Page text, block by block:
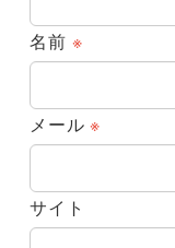
名前 ※
メール※
サイト